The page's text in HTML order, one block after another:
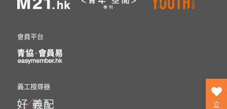
會員平台
義工搜尋器
立